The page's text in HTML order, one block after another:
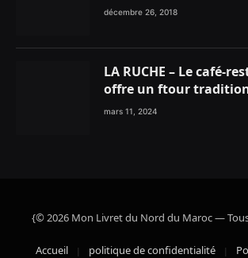
décembre 26, 2018
LA RUCHE – Le café-
offre un ftour
gourmand
mars 11, 2024
{© 2026 Mon Livret du Nord du Maroc —
Accueil politique de confidentialité